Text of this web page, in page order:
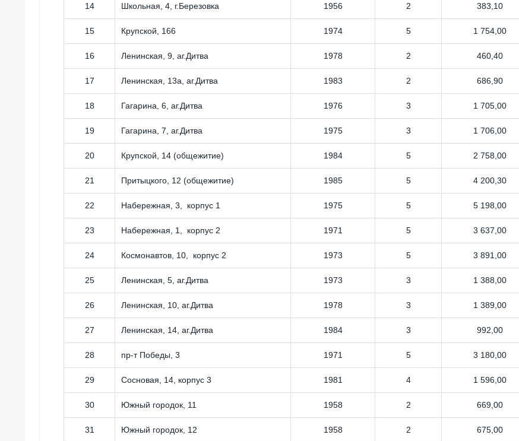
14 Школьная, 4, г.Березовка 1956 2 383,10
15 Крупской, 166 1974 5 1 754,00
16 Ленинская, 9, аг.Дитва 1978 2 460,40
17 Ленинская, 13а, аг.Дитва 1983 2 686,90
18 Гагарина, 6, аг.Дитва 1976 3 1 705,00
19 Гагарина, 7, аг.Дитва 1975 3 1 706,00
20 Крупской, 14 (общежитие) 1984 5 2 758,00
21 Притыцкого, 12 (общежитие) 1985 5 4 200,30
22 Набережная, 3, корпус 1 1975 5 5 198,00
23 Набережная, 1, корпус 2 1971 5 3 637,00
24 Космонавтов, 10, корпус 2 1973 5 3 891,00
25 Ленинская, 5, аг.Дитва 1973 3 1 388,00
26 Ленинская, 10, аг.Дитва 1978 3 1 389,00
27 Ленинская, 14, аг.Дитва 1984 3 992,00
28 пр-т Победы, 3 1971 5 3 180,00
29 Сосновая, 14, корпус 3 1981 4 1 596,00
30 Южный городок, 11 1958 2 669,00
31 Южный городок, 12 1958 2 675,00